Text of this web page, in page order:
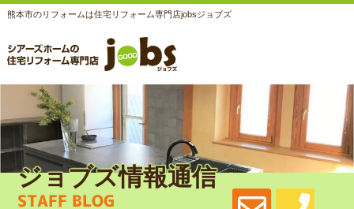
熊本市のリフォームは住宅リフォーム専門店jobsジョブズ
ジョブズ情報通信
STAFF BLOG